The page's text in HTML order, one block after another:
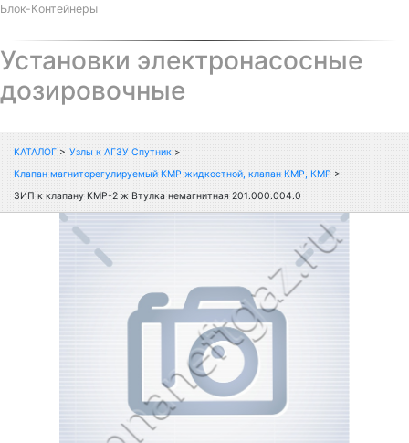
Блок-Контейнеры
Установки электронасосные
дозировочные
КАТАЛОГ > Узлы к АГЗУ Спутник >
Клапан магниторегулируемый КМР жидкостной, клапан КМР, КМР >
ЗИП к клапану КМР-2 ж Втулка немагнитная 201.000.004.0